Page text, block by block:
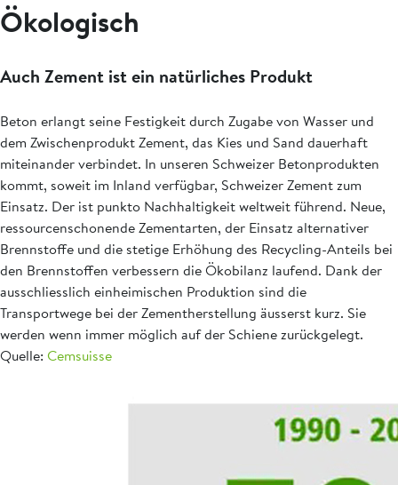
Ökologisch
Auch Zement ist ein natürliches Produkt
Beton erlangt seine Festigkeit durch Zugabe von Wasser und
dem Zwischenprodukt Zement, das Kies und Sand dauerhaft
miteinander verbindet. In unseren Schweizer Betonprodukten
kommt, soweit im Inland verfügbar, Schweizer Zement zum
Einsatz. Der ist punkto Nachhaltigkeit weltweit führend. Neue,
ressourcenschonende Zementarten, der Einsatz alternativer
Brennstoffe und die stetige Erhöhung des Recycling-Anteils bei
den Brennstoffen verbessern die Ökobilanz laufend. Dank der
ausschliesslich einheimischen Produktion sind die
Transportwege bei der Zementherstellung äusserst kurz. Sie
werden wenn immer möglich auf der Schiene zurückgelegt.
Quelle: Cemsuisse